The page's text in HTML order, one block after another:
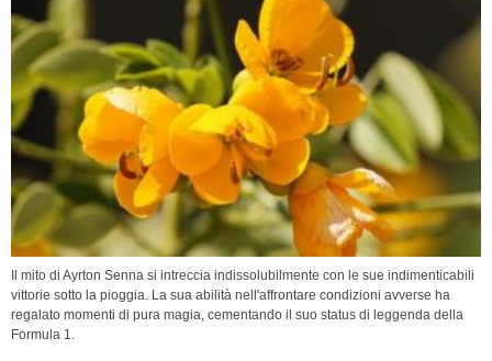
Il mito di Ayrton Senna si intreccia indissolubilmente con le sue indimenticabili
vittorie sotto la pioggia. La sua abilità nell'affrontare condizioni avverse ha
regalato momenti di pura magia, cementando il suo status di leggenda della
Formula 1.